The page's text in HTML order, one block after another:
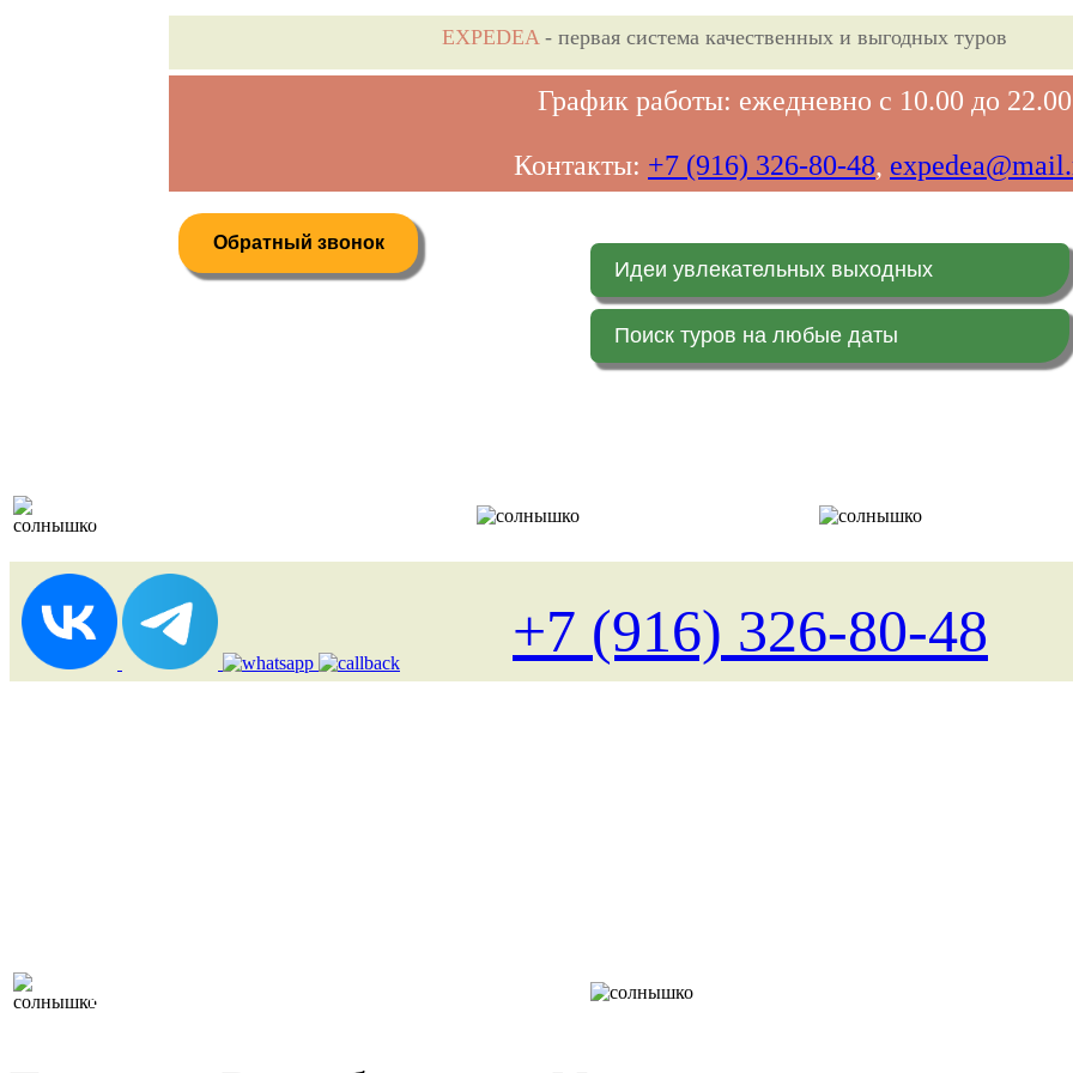
EXPEDEA- первая система качественных и выгодных туров
График работы: ежедневно с 10.00 до 22.00
Контакты: +7 (916) 326-80-48,
Обратный звонок
Идеи увлекательных выходных
Поиск туров на любые даты
+7 (916) 326-80-48
Лоукост (выгодные) туры